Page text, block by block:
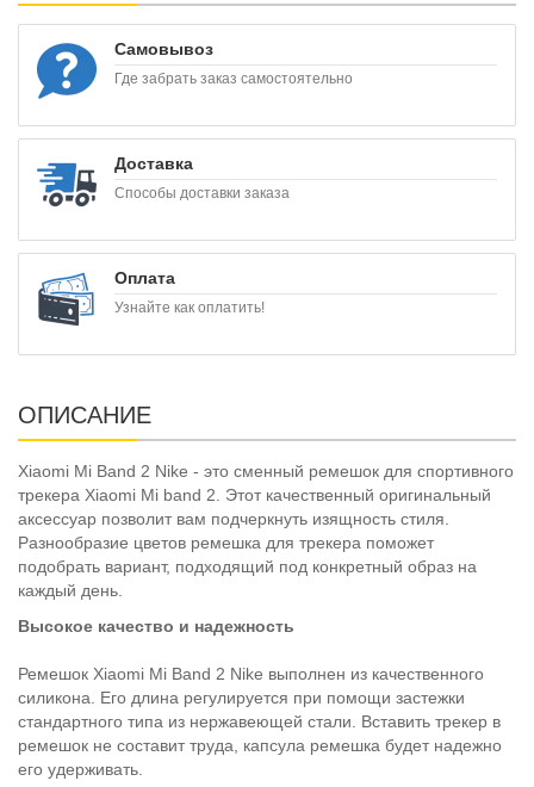
Самовывоз
Где забрать заказ самостоятельно
Доставка
Способы доставки заказа
Оплата
Узнайте как оплатить!
ОПИСАНИЕ
Хiaomi Mi Band 2 Nike - это сменный ремешок для спортивного
трекера Xiaomi Mi band 2. Этот качественный оригинальный
аксессуар позволит вам подчеркнуть изящность стиля.
Разнообразие цветов ремешка для трекера поможет
подобрать вариант, подходящий под конкретный образ на
каждый день.
Высокое качество и надежность
Ремешок Хiaomi Mi Band 2 Nike выполнен из качественного
силикона. Его длина регулируется при помощи застежки
стандартного типа из нержавеющей стали. Вставить трекер в
ремешок не составит труда, капсула ремешка будет надежно
его удерживать.